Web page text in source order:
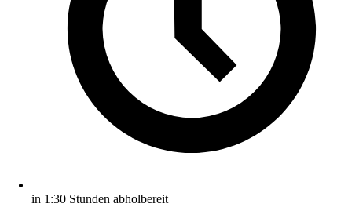
in 1:30 Stunden abholbereit